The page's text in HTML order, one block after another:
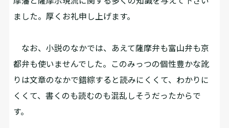
ました。厚くお礼申し上げます。
なお、小説のなかでは、あえて薩摩弁も富山弁も京
都弁も使いませんでした。このみっつの個性豊かな訛
りは文章のなかで錯綜すると読みにくくて、わかりに
くくて、書くのも読むのも混乱しそうだったからで
す。